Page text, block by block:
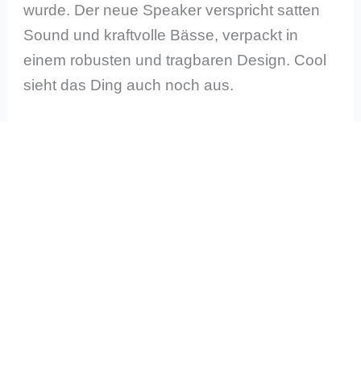
wurde. Der neue Speaker verspricht satten
Sound und kraftvolle Bässe, verpackt in
einem robusten und tragbaren Design. Cool
sieht das Ding auch noch aus.